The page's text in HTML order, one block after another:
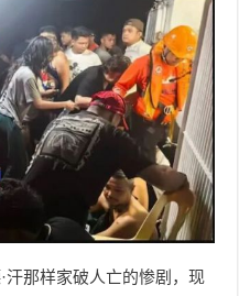
汗那样家破人亡的惨剧，现